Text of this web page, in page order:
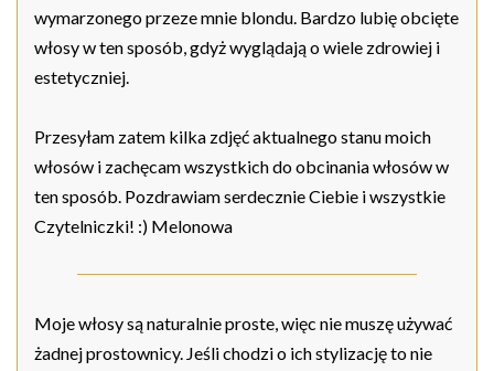
wymarzonego przeze mnie blondu. Bardzo lubię obcięte
włosy w ten sposób, gdyż wyglądają o wiele zdrowiej i
estetyczniej.
Przesyłam zatem kilka zdjęć aktualnego stanu moich
włosów i zachęcam wszystkich do obcinania włosów w
ten sposób. Pozdrawiam serdecznie Ciebie i wszystkie
Czytelniczki! :) Melonowa
Moje włosy są naturalnie proste, więc nie muszę używać
żadnej prostownicy. Jeśli chodzi o ich stylizację to nie